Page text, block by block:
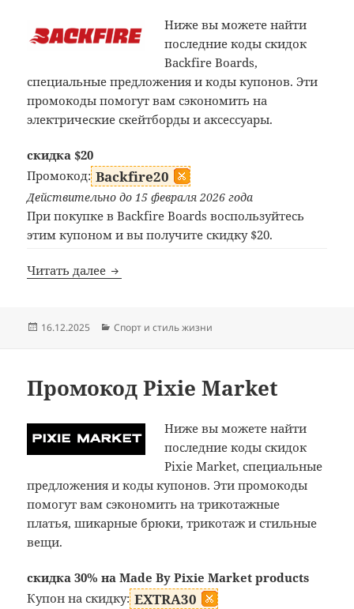
Ниже вы можете найти
последние коды скидок
Backfire Boards,
специальные предложения и коды купонов. Эти
промокоды помогут вам сэкономить на
электрические скейтборды и аксессуары.
скидка $20
Промокод: Backfire20
Действительно до 15 февраля 2026 года
При покупке в Backfire Boards воспользуйтесь
этим купоном и вы получите скидку $20.
Читать далее Промокод Backfire Boards
Опубликовано
16.12.2025 Рубрики
Спорт и стиль жизни
Промокод Pixie Market
Ниже вы можете найти
последние коды скидок
Pixie Market, специальные
предложения и коды купонов. Эти промокоды
помогут вам сэкономить на трикотажные
платья, шикарные брюки, трикотаж и стильные
вещи.
скидка 30% на Made By Pixie Market products
Купон на скидку: EXTRA30